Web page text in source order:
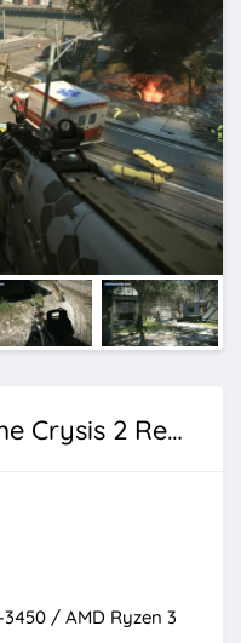
Cấu hình để chơi game Crysis 2 Remastered
/ AMD Ryzen 3